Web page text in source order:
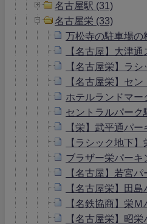
名古屋駅 (31)
名古屋栄 (33)
万松寺の駐車場の
【名古屋】大津
【名古屋栄】ラ
【名古屋栄】セ
ホテルランドマ
セントラルパー
【栄】武平通パ
【ラシック地下
ブラザー栄パー
【名古屋】若宮
【名古屋栄】田
【名鉄協商】栄
【名古屋栄】昭